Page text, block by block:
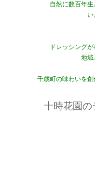
自然に数百年
ドレッシング
地域
千歳町の味わいを
十時花園の